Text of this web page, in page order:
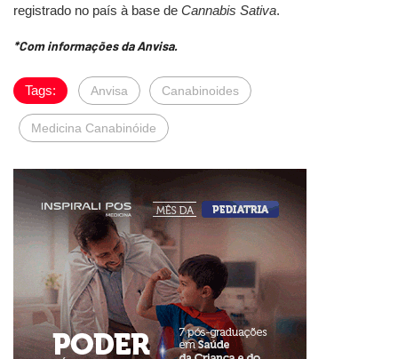
registrado no país à base de Cannabis Sativa.
*Com informações da Anvisa.
Tags: Anvisa Canabinoides
Medicina Canabinóide